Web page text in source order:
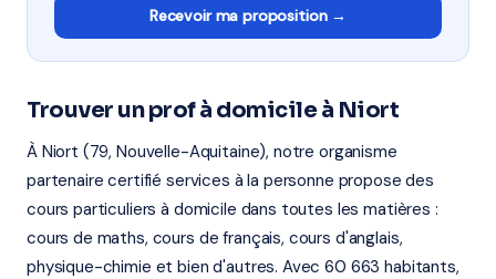
Recevoir ma proposition →
Trouver un prof à domicile à Niort
À Niort (79, Nouvelle-Aquitaine), notre organisme
partenaire certifié services à la personne propose des
cours particuliers à domicile dans toutes les matières :
cours de maths, cours de français, cours d'anglais,
physique-chimie et bien d'autres. Avec 60 663 habitants,